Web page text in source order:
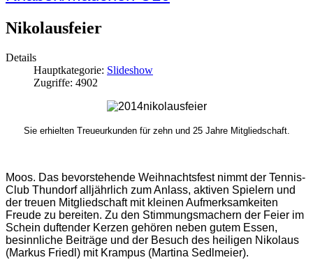
Nikolausfeier
Details
Hauptkategorie: Slideshow
Zugriffe: 4902
Sie erhielten Treueurkunden für zehn und 25 Jahre Mitgliedschaft.
Moos. Das bevorstehende Weihnachtsfest nimmt der Tennis-
Club Thundorf alljährlich zum Anlass, aktiven Spielern und
der treuen Mitgliedschaft mit kleinen Aufmerksamkeiten
Freude zu bereiten. Zu den Stimmungsmachern der Feier im
Schein duftender Kerzen gehören neben gutem Essen,
besinnliche Beiträge und der Besuch des heiligen Nikolaus
(Markus Friedl) mit Krampus (Martina Sedlmeier).